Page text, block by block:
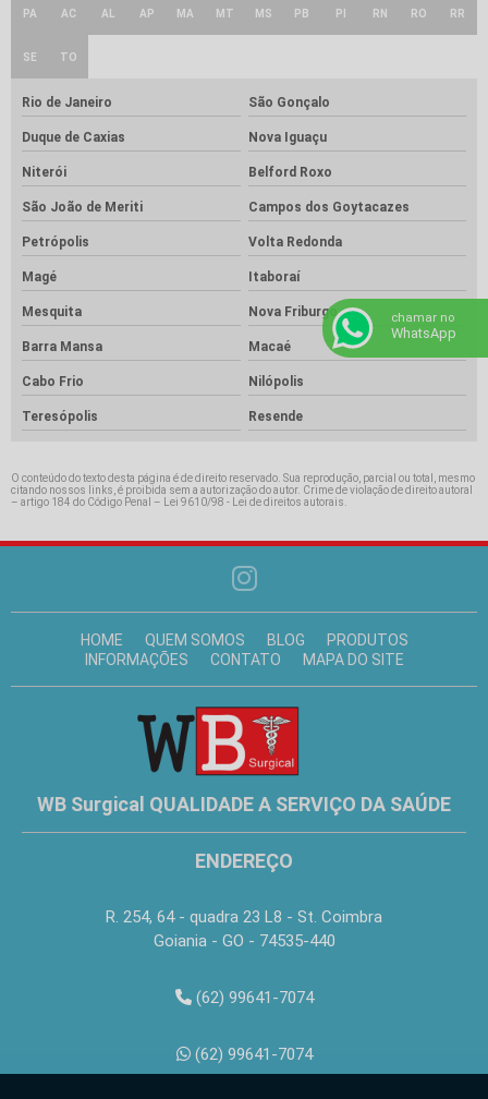
PA AC AL AP MA MT MS PB PI RN RO RR
SE TO
Rio de Janeiro São Gonçalo
Duque de Caxias Nova Iguaçu
Niterói Belford Roxo
São João de Meriti Campos dos Goytacazes
Petrópolis Volta Redonda
Magé Itaboraí
Mesquita Nova Friburgo
Barra Mansa Macaé
Cabo Frio Nilópolis
Teresópolis Resende
O conteúdo do texto desta página é de direito reservado. Sua reprodução, parcial ou total, mesmo
citando nossos links, é proibida sem a autorização do autor. Crime de violação de direito autoral
– artigo 184 do Código Penal – Lei 9610/98 - Lei de direitos autorais.
HOME QUEM SOMOS BLOG
PRODUTOS
INFORMAÇÕES
CONTATO MAPA DO SITE
WB Surgical QUALIDADE A SERVIÇO DA SAÚDE
ENDEREÇO
R. 254, 64 - quadra 23 L8 - St. Coimbra
Goiania - GO - 74535-440
(62) 99641-7074
(62) 99641-7074
chamar no
WhatsApp